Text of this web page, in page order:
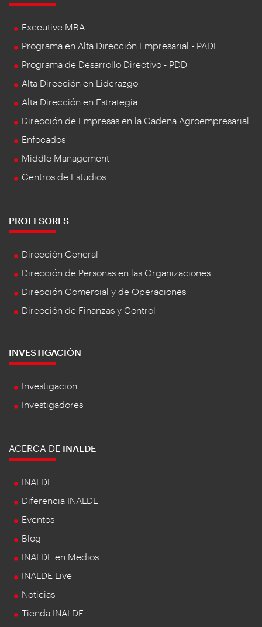
Executive MBA
Programa en Alta Dirección Empresarial - PADE
Programa de Desarrollo Directivo - PDD
Alta Dirección en Liderazgo
Alta Dirección en Estrategia
Dirección de Empresas en la Cadena Agroempresarial
Enfocados
Middle Management
Centros de Estudios
PROFESORES
Dirección General
Dirección de Personas en las Organizaciones
Dirección Comercial y de Operaciones
Dirección de Finanzas y Control
INVESTIGACIÓN
Investigación
Investigadores
ACERCA DE INALDE
INALDE
Diferencia INALDE
Eventos
Blog
INALDE en Medios
INALDE Live
Noticias
Tienda INALDE